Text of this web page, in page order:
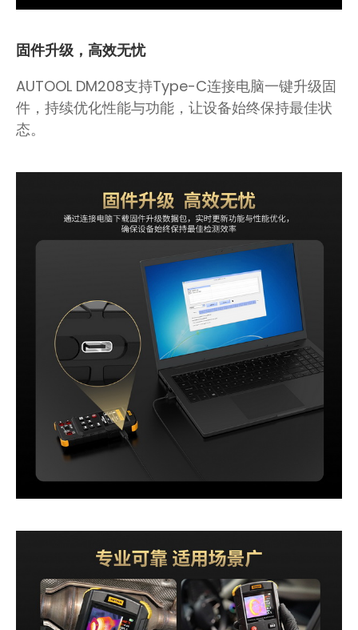
固件升级，高效无忧
AUTOOL DM208支持Type-C连接电脑一键升级固
件，持续优化性能与功能，让设备始终保持最佳状
态。